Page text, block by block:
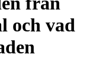
och vad